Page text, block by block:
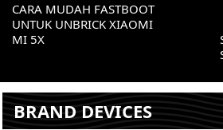
CARA MUDAH FASTBOOT
UNTUK UNBRICK XIAOMI
MI 5X
BRAND DEVICES